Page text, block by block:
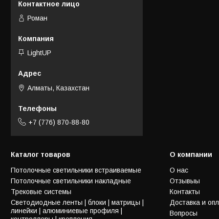
Роман
LightUP
Алматы, Казахстан
+7 (776) 870-88-80
Каталог товаров
Потолочные светильники встраиваемые
Потолочные светильники накладные
Трековые системы
Светодиодные ленты | блоки | матрицы |
линейки | алюминиевые профиля |
О компании
О нас
Отзывыы
Контакты
Доставка и
Вопросы